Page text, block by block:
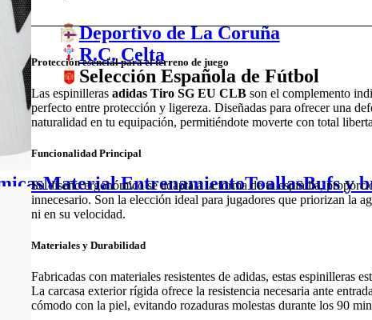
Deportivo de La Coruña
R.C. Celta
Selección Española de Fútbol
Material EntrenamientoToallasBufs y
Protección esencial para el terreno de juego
Las espinilleras adidas Tiro SG EU CLB son el complemento
perfecto entre protección y ligereza. Diseñadas para ofrecer una
naturalidad en tu equipación, permitiéndote moverte con total
Funcionalidad Principal
Su diseño ergonómico se adapta a la forma de tu espinilla,
innecesario. Son la elección ideal para jugadores que priorizan la
ni en su velocidad.
Materiales y Durabilidad
Fabricadas con materiales resistentes de adidas, estas espinilleras
La carcasa exterior rígida ofrece la resistencia necesaria ante
cómodo con la piel, evitando rozaduras molestas durante los 90